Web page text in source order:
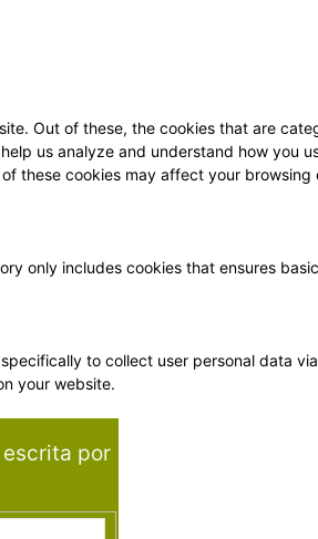
Out of these, the cookies that are
us analyze and understand how you
these cookies may affect your browsing
only includes cookies that ensures
to collect user personal data
your website.
por